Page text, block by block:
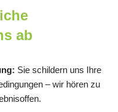
ab
Sie schildern uns Ihre
– wir hören zu